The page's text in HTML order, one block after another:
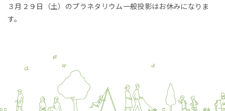
３月２９日（土）のプラネタリウム一般投影はお休みになりま
す。